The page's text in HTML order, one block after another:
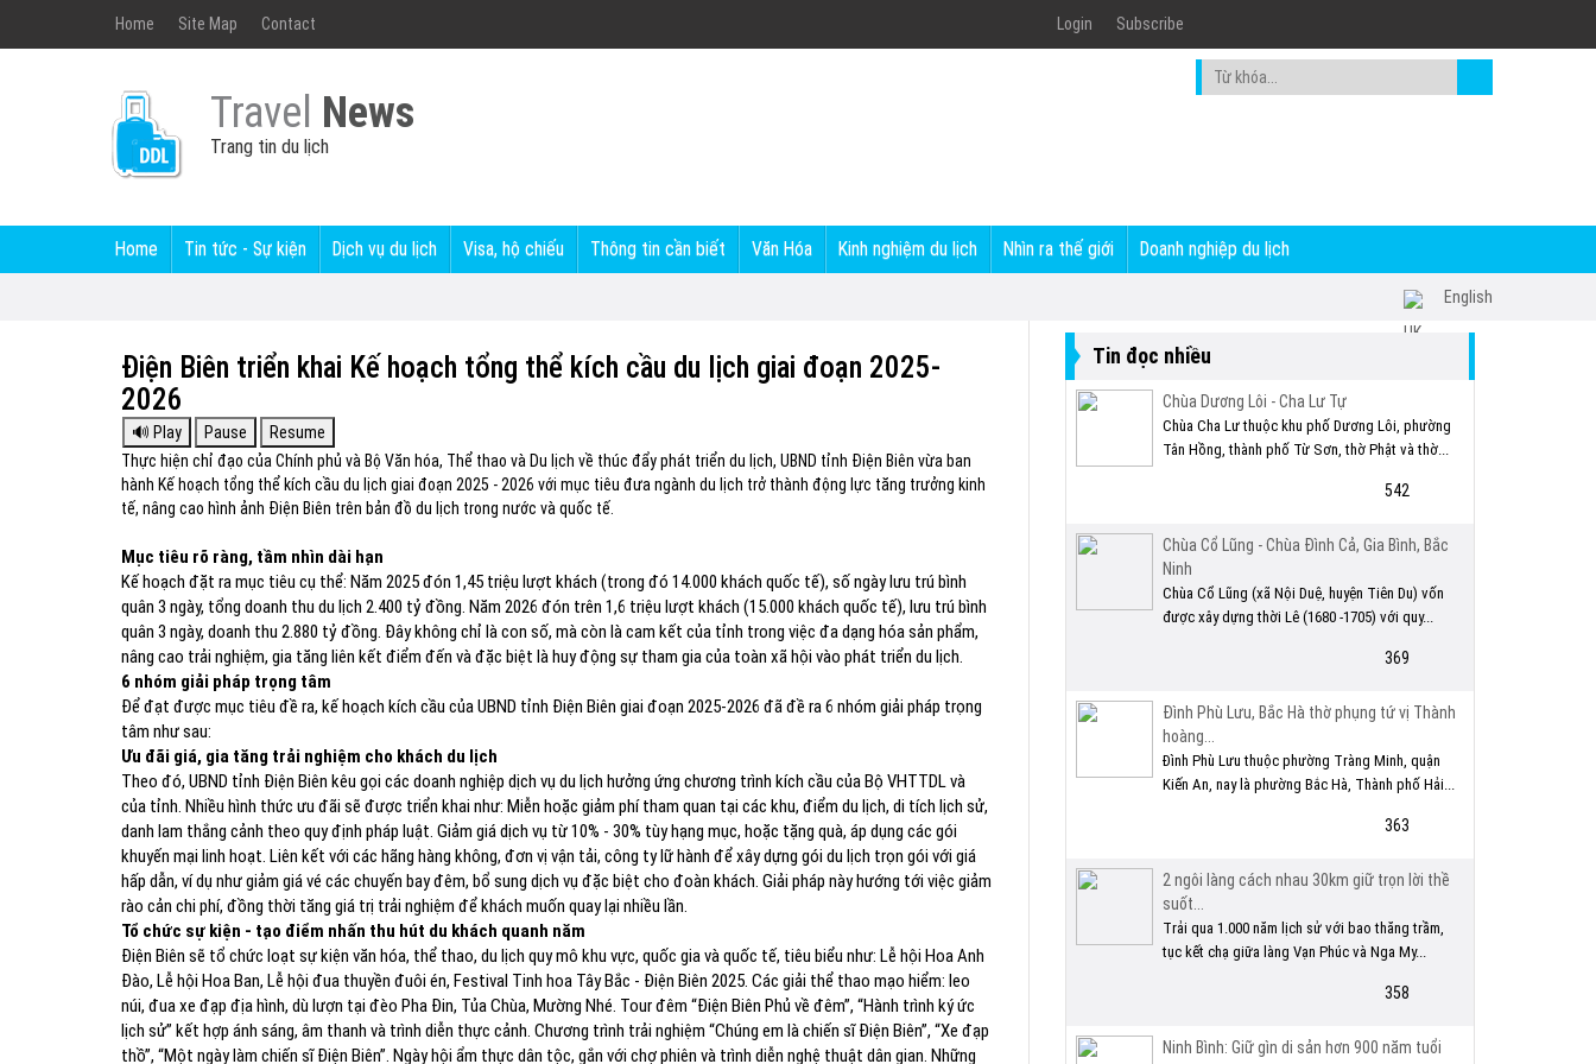
Home Site Map Contact Login Subscribe
Travel News
Trang tin du lịch
Home Tin tức - Sự kiện Dịch vụ du lịch Visa, hộ chiếu Thông tin cần biết Văn Hóa Kinh nghiệm du lịch Nhìn ra thế giới Doanh nghiệp du lịch
English
Điện Biên triển khai Kế hoạch tổng thể kích cầu du lịch giai đoạn 2025-
2026
Thực hiện chỉ đạo của Chính phủ và Bộ Văn hóa, Thể thao và Du lịch về thúc đẩy phát triển du lịch, UBND tỉnh Điện Biên vừa ban
hành Kế hoạch tổng thể kích cầu du lịch giai đoạn 2025 - 2026 với mục tiêu đưa ngành du lịch trở thành động lực tăng trưởng kinh
tế, nâng cao hình ảnh Điện Biên trên bản đồ du lịch trong nước và quốc tế.
Mục tiêu rõ ràng, tầm nhìn dài hạn
Kế hoạch đặt ra mục tiêu cụ thể: Năm 2025 đón 1,45 triệu lượt khách (trong đó 14.000 khách quốc tế), số ngày lưu trú bình
quân 3 ngày, tổng doanh thu du lịch 2.400 tỷ đồng. Năm 2026 đón trên 1,6 triệu lượt khách (15.000 khách quốc tế), lưu trú bình
quân 3 ngày, doanh thu 2.880 tỷ đồng. Đây không chỉ là con số, mà còn là cam kết của tỉnh trong việc đa dạng hóa sản phẩm,
nâng cao trải nghiệm, gia tăng liên kết điểm đến và đặc biệt là huy động sự tham gia của toàn xã hội vào phát triển du lịch.
6 nhóm giải pháp trọng tâm
Để đạt được mục tiêu đề ra, kế hoạch kích cầu của UBND tỉnh Điện Biên giai đoạn 2025-2026 đã đề ra 6 nhóm giải pháp trọng
tâm như sau:
Ưu đãi giá, gia tăng trải nghiệm cho khách du lịch
Theo đó, UBND tỉnh Điện Biên kêu gọi các doanh nghiệp dịch vụ du lịch hưởng ứng chương trình kích cầu của Bộ VHTTDL và
của tỉnh. Nhiều hình thức ưu đãi sẽ được triển khai như: Miễn hoặc giảm phí tham quan tại các khu, điểm du lịch, di tích lịch sử,
danh lam thắng cảnh theo quy định pháp luật. Giảm giá dịch vụ từ 10% - 30% tùy hạng mục, hoặc tặng quà, áp dụng các gói
khuyến mại linh hoạt. Liên kết với các hãng hàng không, đơn vị vận tải, công ty lữ hành để xây dựng gói du lịch trọn gói với giá
hấp dẫn, ví dụ như giảm giá vé các chuyến bay đêm, bổ sung dịch vụ đặc biệt cho đoàn khách. Giải pháp này hướng tới việc giảm
rào cản chi phí, đồng thời tăng giá trị trải nghiệm để khách muốn quay lại nhiều lần.
Tổ chức sự kiện - tạo điểm nhấn thu hút du khách quanh năm
Điện Biên sẽ tổ chức loạt sự kiện văn hóa, thể thao, du lịch quy mô khu vực, quốc gia và quốc tế, tiêu biểu như: Lễ hội Hoa Anh
Đào, Lễ hội Hoa Ban, Lễ hội đua thuyền đuôi én, Festival Tinh hoa Tây Bắc - Điện Biên 2025. Các giải thể thao mạo hiểm: leo
núi, đua xe đạp địa hình, dù lượn tại đèo Pha Đin, Tủa Chùa, Mường Nhé. Tour đêm “Điện Biên Phủ về đêm”, “Hành trình ký ức
lịch sử” kết hợp ánh sáng, âm thanh và trình diễn thực cảnh. Chương trình trải nghiệm “Chúng em là chiến sĩ Điện Biên”, “Xe đạp
thồ”, “Một ngày làm chiến sĩ Điện Biên”. Ngày hội ẩm thực dân tộc, gắn với chợ phiên và trình diễn nghệ thuật dân gian. Những
Tin đọc nhiều
Chùa Dương Lôi - Cha Lư Tự
Chùa Cha Lư thuộc khu phố Dương Lôi, phường
Tân Hồng, thành phố Từ Sơn, thờ Phật và thờ...
542
Chùa Cổ Lũng - Chùa Đình Cả, Gia Bình, Bắc
Ninh
Chùa Cổ Lũng (xã Nội Duệ, huyện Tiên Du) vốn
được xây dựng thời Lê (1680 -1705) với quy...
369
Đình Phù Lưu, Bắc Hà thờ phụng tứ vị Thành
hoàng...
Đình Phù Lưu thuộc phường Tràng Minh, quận
Kiến An, nay là phường Bắc Hà, Thành phố Hải...
363
2 ngôi làng cách nhau 30km giữ trọn lời thề
suốt...
Trải qua 1.000 năm lịch sử với bao thăng trầm,
tục kết chạ giữa làng Vạn Phúc và Nga My...
358
Ninh Bình: Giữ gìn di sản hơn 900 năm tuổi